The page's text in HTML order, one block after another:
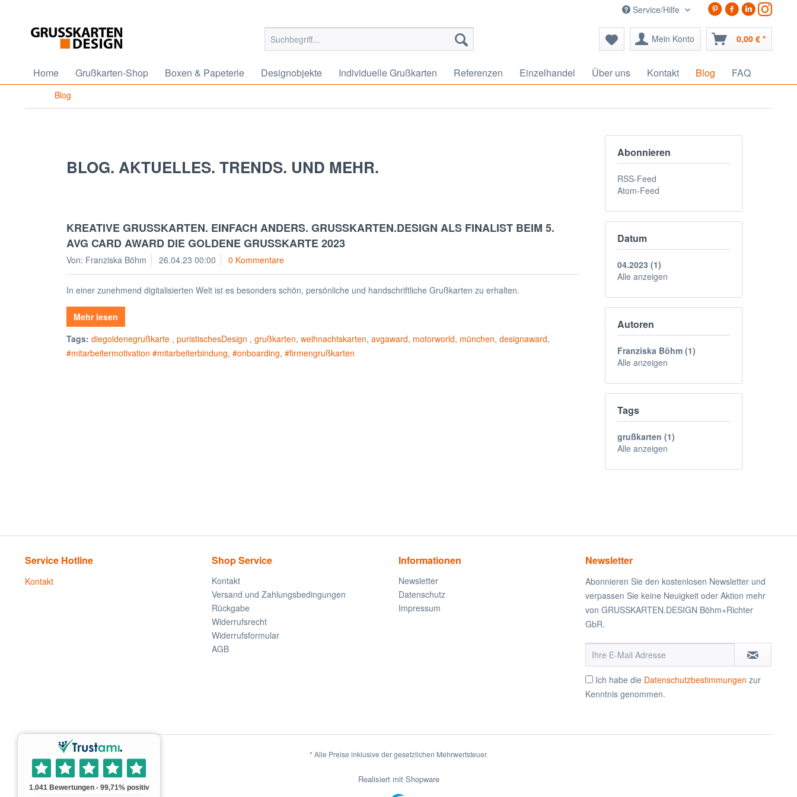
Service/Hilfe
Mein Konto 0,00 € *
Home Grußkarten-Shop Boxen & Papeterie Designobjekte Individuelle Grußkarten Referenzen Einzelhandel Über uns Kontakt Blog FAQ
Blog
Abonnieren
RSS-Feed
Atom-Feed
Datum
04.2023 (1)
Alle anzeigen
Autoren
Franziska Böhm (1)
Alle anzeigen
Tags
grußkarten (1)
Alle anzeigen
BLOG. AKTUELLES. TRENDS. UND MEHR.
KREATIVE GRUSSKARTEN. EINFACH ANDERS. GRUSSKARTEN.DESIGN ALS FINALIST BEIM 5.
AVG CARD AWARD DIE GOLDENE GRUSSKARTE 2023
Von: Franziska Böhm 26.04.23 00:00 0 Kommentare
In einer zunehmend digitalisierten Welt ist es besonders schön, persönliche und handschriftliche Grußkarten zu erhalten.
Mehr lesen
Tags: diegoldenegrußkarte , puristischesDesign , grußkarten, weihnachtskarten, avgaward, motorworld, münchen, designaward,
#mitarbeitermotivation #mitarbeiterbindung, #onboarding, #firmengrußkarten
Service Hotline
Kontakt
Shop Service
Kontakt
Versand und Zahlungsbedingungen
Rückgabe
Widerrufsrecht
Widerrufsformular
AGB
Informationen
Newsletter
Datenschutz
Impressum
Newsletter
Abonnieren Sie den kostenlosen Newsletter und
verpassen Sie keine Neuigkeit oder Aktion mehr
von GRUSSKARTEN.DESIGN Böhm+Richter
GbR.
Ich habe die Datenschutzbestimmungen zur
Kenntnis genommen.
* Alle Preise inklusive der gesetzlichen Mehrwertsteuer.
Realisiert mit Shopware